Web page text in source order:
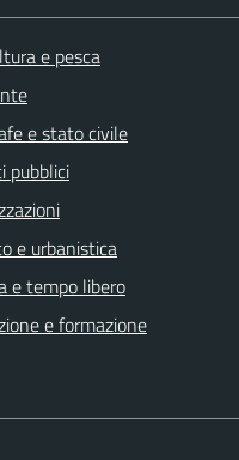
e pesca
e stato civile
pubblici
e urbanistica
e tempo libero
e formazione